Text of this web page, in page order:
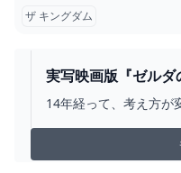
ザ キングダム
実写映画版『ゼルダ
しない“地に足つい
ム情報サイト
14年経って、考え方が